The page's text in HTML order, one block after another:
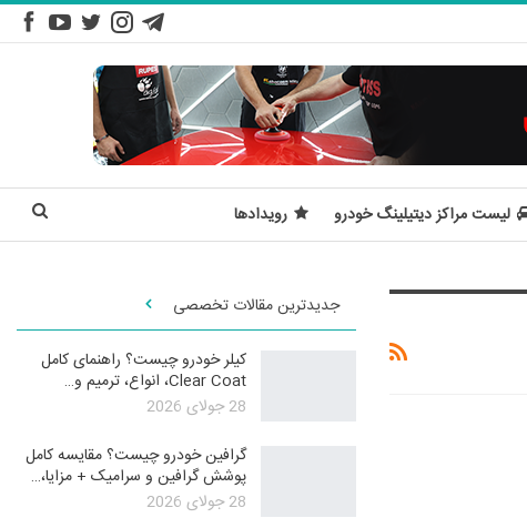
لیست مراکز دیتیلینگ خودرو رویدادها
جدیدترین مقالات تخصصی
کیلر خودرو چیست؟ راهنمای کامل
Clear Coat، انواع، ترمیم و…
28 جولای 2026
گرافین خودرو چیست؟ مقایسه کامل
پوشش گرافین و سرامیک + مزایا،…
28 جولای 2026